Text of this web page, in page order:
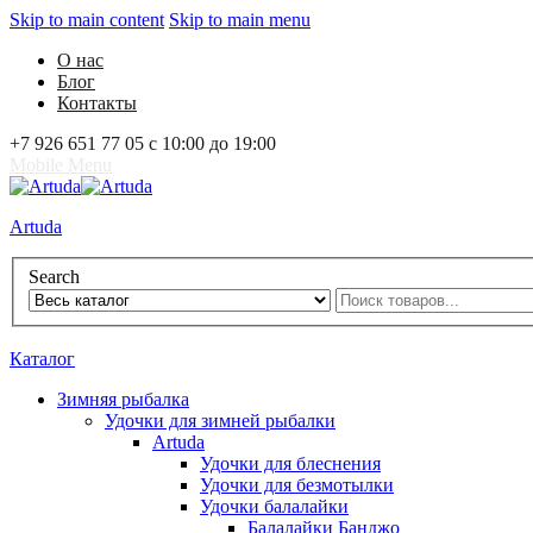
Skip to main content Skip to main menu
О нас
Блог
Контакты
+7 926 651 77 05 с 10:00 до 19:00
Artuda
Search
Каталог
Зимняя рыбалка
Удочки для зимней рыбалки
Artuda
Удочки для блеснения
Удочки для безмотылки
Удочки балалайки
Балалайки Банджо